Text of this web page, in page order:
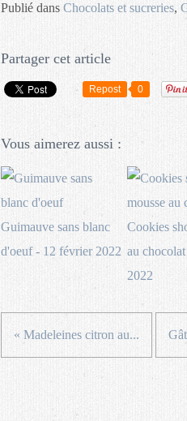
Publié dans Chocolats et sucreries,
Partager cet article
Repost 0
Vous aimerez aussi :
Guimauve sans blanc
d'oeuf - 12 février 2022
Cookies
au
2022
« Madeleines citron au...